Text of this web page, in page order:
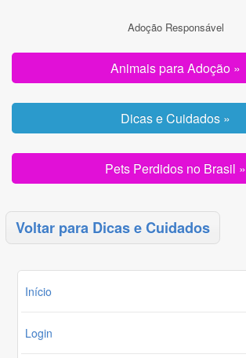
Adoção Responsável
Animais para Adoção »
Dicas e Cuidados »
Pets Perdidos no Brasil »
Voltar para Dicas e Cuidados
Início
Login